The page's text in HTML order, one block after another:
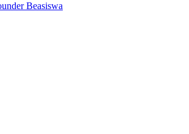
Beasiswa